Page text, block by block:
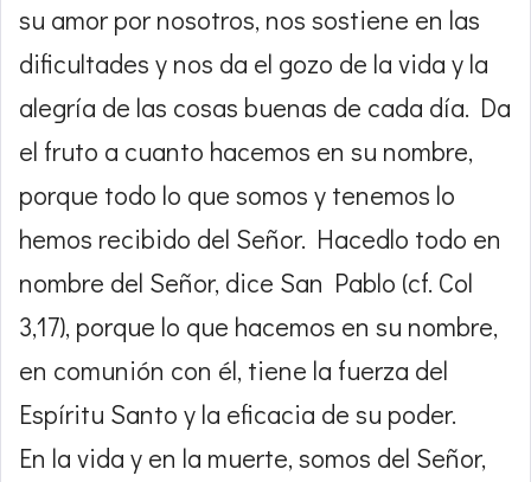
su amor por nosotros, nos sostiene en las
dificultades y nos da el gozo de la vida y la
alegría de las cosas buenas de cada día. Da
el fruto a cuanto hacemos en su nombre,
porque todo lo que somos y tenemos lo
hemos recibido del Señor. Hacedlo todo en
nombre del Señor, dice San Pablo (cf. Col
3,17), porque lo que hacemos en su nombre,
en comunión con él, tiene la fuerza del
Espíritu Santo y la eficacia de su poder.
En la vida y en la muerte, somos del Señor,